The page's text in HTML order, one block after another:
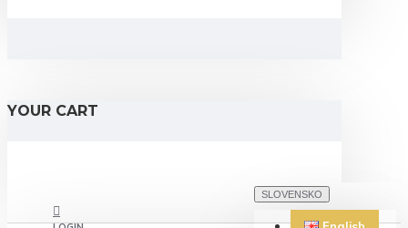
YOUR CART
SLOVENSKO